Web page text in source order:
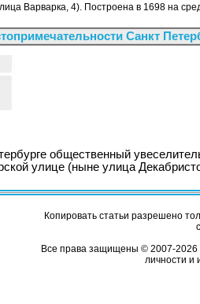
Варварка, 4). Построена в 1698 на
Санкт
общественный
улице (ныне улица
Копировать статьи разрешено
Все права защищены © 2007-2026
личности и